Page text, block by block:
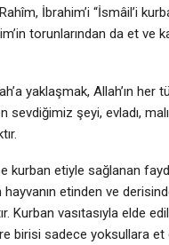
İbrahim’i “İsmâil’i
torunlarından da et ve
yaklaşmak, Allah’ın
şeyi, evladı,
kurban etiyle sağlanan
etinden ve
Kurban vasıtasıyla elde
birisi sadece yoksullara